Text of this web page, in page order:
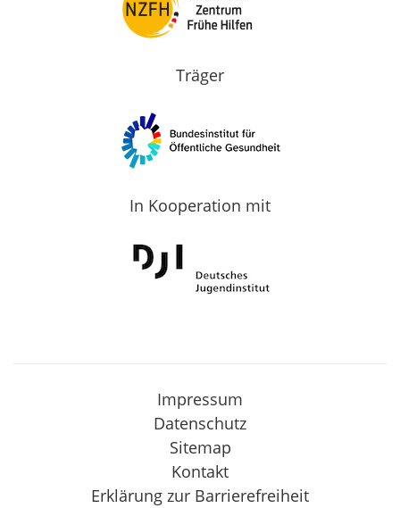
Träger
In Kooperation mit
Impressum
Datenschutz
Sitemap
Kontakt
Erklärung zur Barrierefreiheit